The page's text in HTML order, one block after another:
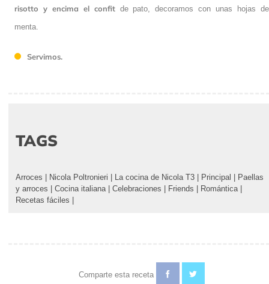
risotto y encima el confitde pato, decoramos con unas hojas de
menta.
Servimos.
TAGS
Arroces Nicola Poltronieri La cocina de Nicola T3 Principal
Paellas
y arroces
Cocina italiana Celebraciones Friends Romántica
Recetas fáciles
Comparte esta receta